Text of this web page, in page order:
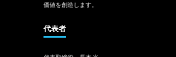
価値を創造します。
代表者